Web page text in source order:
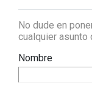
No dude en
cualquier asunto
Nombre